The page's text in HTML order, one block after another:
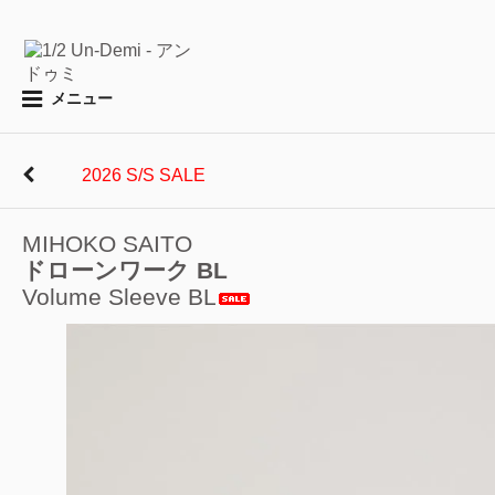
メニュー
2026 S/S SALE
MIHOKO SAITO
ドローンワーク BL
Volume Sleeve BL